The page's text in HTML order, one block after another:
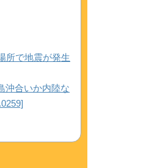
所で地震が発生
沖合いか内陸な